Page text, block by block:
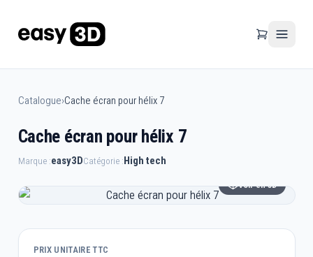
Catalogue›Cache écran pour hélix 7
Cache écran pour hélix 7
Marque :easy3DCatégorie :High tech
Voir en 3D
PRIX UNITAIRE TTC